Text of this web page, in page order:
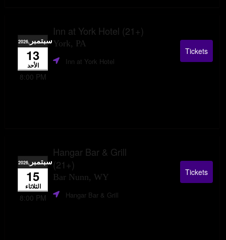
Inn at York Hotel (21+)
York, PAسبتمبر ,2026
13
الأحد
8:00 PM
Inn at York Hotel
Tickets
Hangar Bar & Grill
(21+)
Bar Nunn, WY
سبتمبر ,2026
15
الثلاثاء
8:00 PM Hangar Bar & Grill
Tickets